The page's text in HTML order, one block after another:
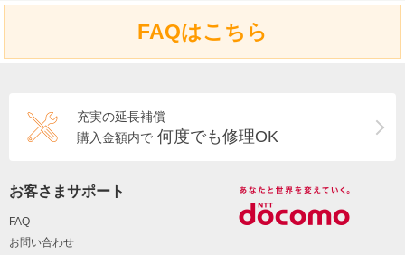
FAQはこちら
充実の延長補償
購入金額内で 何度でも修理OK
お客さまサポート
FAQ
お問い合わせ